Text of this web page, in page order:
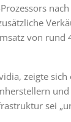
von rund
zeigte
sei